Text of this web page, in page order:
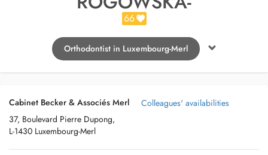
66
Orthodontist in Luxembourg-Merl
Cabinet Becker & Associés Merl
37, Boulevard Pierre Dupong,
L-1430 Luxembourg-Merl
Colleagues' availabilities